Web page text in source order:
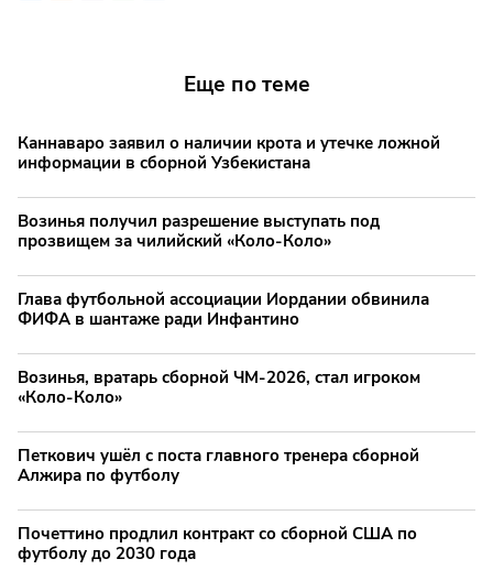
Еще по теме
Каннаваро заявил о наличии крота и утечке ложной
информации в сборной Узбекистана
Возинья получил разрешение выступать под
прозвищем за чилийский «Коло-Коло»
Глава футбольной ассоциации Иордании обвинила
ФИФА в шантаже ради Инфантино
Возинья, вратарь сборной ЧМ-2026, стал игроком
«Коло-Коло»
Петкович ушёл с поста главного тренера сборной
Алжира по футболу
Почеттино продлил контракт со сборной США по
футболу до 2030 года